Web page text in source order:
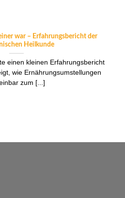
war – Erfahrungsbericht der
Heilkunde
einen kleinen Erfahrungsbericht
wie Ernährungsumstellungen
zum [...]